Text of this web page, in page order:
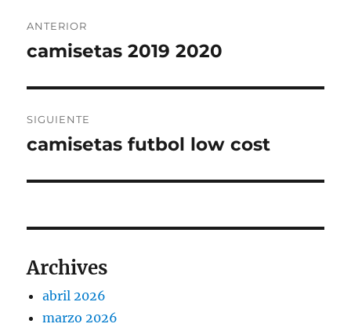
de
ANTERIOR
Entrada
camisetas 2019 2020
SIGUIENTE
Entrada
camisetas futbol low cost
Archives
abril 2026
marzo 2026